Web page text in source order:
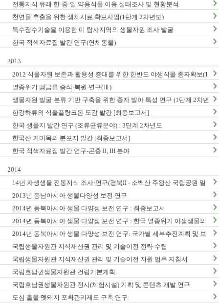
전통지식 유래 한·중·일 약용식물 이용 실태조사 및 현황분석
천연물 추출을 위한 생체시료 확보사업(1단계 2차년도)
특수잠수기술을 이용한 미 탐사지역의 생물자원 조사 발굴
한국 적색자료집 발간 연구(연체동물)
2013
2012 식물자원 보존과 활용성 증대를 위한 한반도 야생식물 종자확보(1
단계2차년도)
멸종위기 맹금류 증식·복원 연구(Ⅲ)
생물자원 발굴·분류 기반 구축을 위한 종자 발아 특성 연구 (1단계 2차년
도)
한강하류의 식물플랑크톤 도감 발간 [최종보고서]
한국 생물지 발간 연구 (조류균류분야) : 3단계 2차년도
한국산 거미목의 분포지 발간 [최종보고서]
한국 적색자료집 발간 연구-곤충 II, III 분야
2014
14년 자생생물 전통지식 조사·연구(경북II - 소백산 주왕산 국립공원 일
대, 충남지역 Ⅱ - 계룡산 태안해안국립공원 일대)
2013년 동남아시아 생물다양성 보전 연구
2014년 동북아시아 생물 다양성 보전 연구 : 최종보고서
2014년 동북아시아 생물 다양성 보전 연구 : 한국 멸종위기 야생생물의
동북아시아 분포현황
2014년 동북아시아 생물 다양성 보전 연구: 국가별 세부추진계획 및 보
전정책지원 전략보고서
국립생물자원관 지식재산권 관리 및 기술이전 전략 수립
국립생물자원관 지식재산권 관리 및 기술이전 지원 업무 지침서
국립호남권생물자원관 건립기본계획
국립호남권생물자원관 전시(체험시설) 기획 및 콘텐츠 개발 연구
도심 출몰 멧돼지 포획관리제도 구축 연구